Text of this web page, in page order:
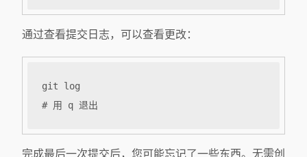
通过查看提交日志，可以查看更改：
完成最后一次提交后，您可能忘记了一些东西。无需创